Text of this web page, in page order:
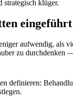
strategisch klüger.
eingeführt
aufwendig, als
zu durchdenken
definieren: